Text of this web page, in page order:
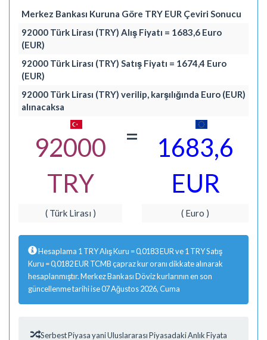
Merkez Bankası Kuruna Göre TRY EUR Çeviri Sonucu
92000 Türk Lirası (TRY) Alış Fiyatı = 1683,6 Euro
(EUR)
92000 Türk Lirası (TRY) Satış Fiyatı = 1674,4 Euro
(EUR)
92000 Türk Lirası (TRY) verilip, karşılığında Euro (EUR)
alınacaksa
92000
TRY
=
1683,6
EUR
( Türk Lirası ) ( Euro )
Hesaplama 1 TRY Alış Kuru = 0,0183 EUR ve 1 TRY Satış
Kuru = 0,0182 EUR TCMB çapraz kur oranı dikkate alınarak
hesaplanmıştır. Merkez Bankası Döviz kurlarının en son
güncellenme tarihi ise 07 Ağustos 2026, Cuma
Serbest Piyasa yani Uluslararası Piyasadaki Anlık Fiyata